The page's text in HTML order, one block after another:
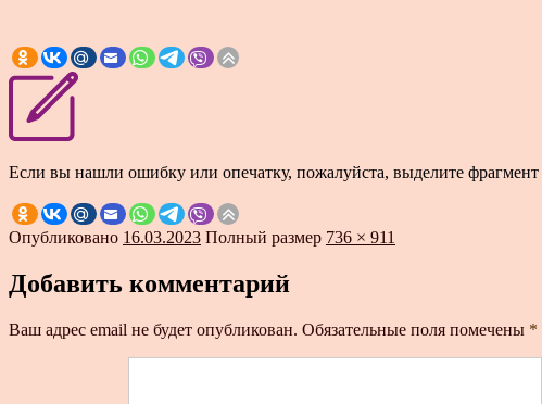
Если вы нашли ошибку или опечатку, пожалуйста, выделите фрагмент
Опубликовано 16.03.2023 Полный размер 736 × 911
Добавить комментарий
Ваш адрес email не будет опубликован. Обязательные поля помечены *